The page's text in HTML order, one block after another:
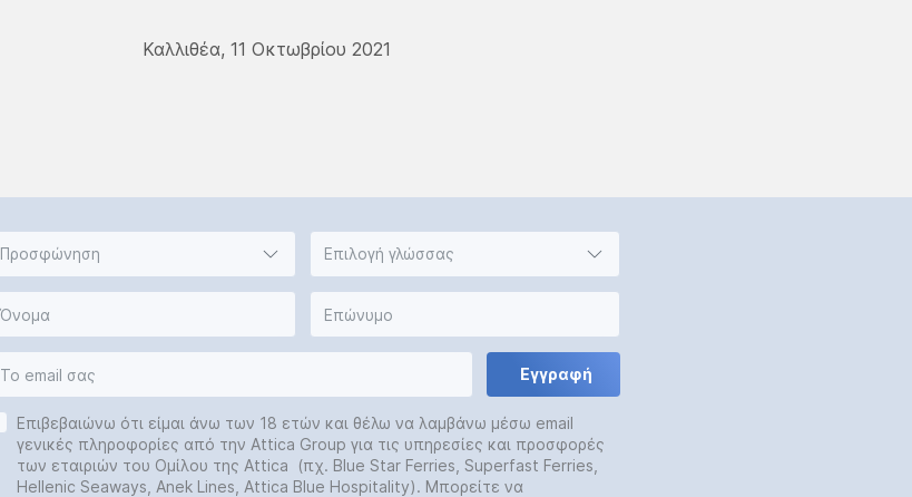
Καλλιθέα, 11 Οκτωβρίου 2021
Προσφώνηση Επιλογή γλώσσας
Εγγραφή
Επιβεβαιώνω ότι είμαι άνω των 18 ετών και θέλω να λαμβάνω μέσω email
γενικές πληροφορίες από την Attica Group για τις υπηρεσίες και προσφορές
των εταιριών του Ομίλου της Attica (πχ. Blue Star Ferries, Superfast Ferries,
Hellenic Seaways, Anek Lines, Attica Blue Hospitality). Μπορείτε να